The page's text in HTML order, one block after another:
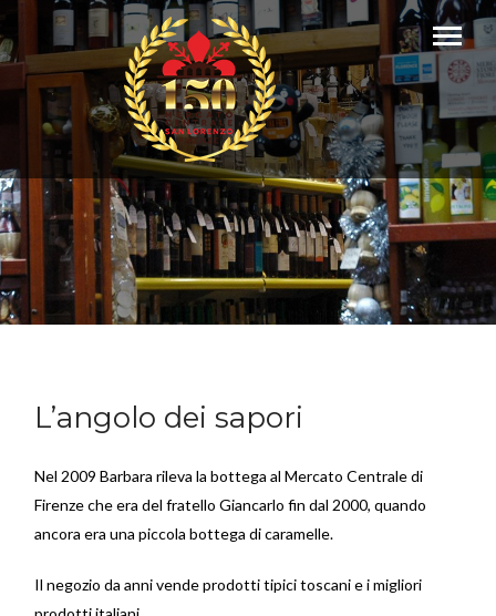
L’angolo dei sapori
Nel 2009 Barbara rileva la bottega al Mercato Centrale di
Firenze che era del fratello Giancarlo fin dal 2000, quando
ancora era una piccola bottega di caramelle.
Il negozio da anni vende prodotti tipici toscani e i migliori